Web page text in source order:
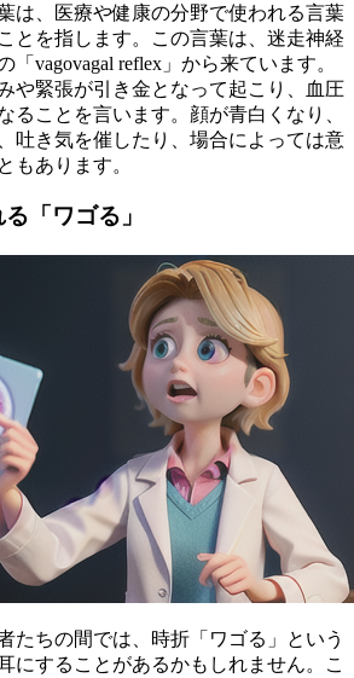
は、医療や健康の分野で使われる言葉
とを指します。この言葉は、迷走神経
「vagovagal reflex」から来ています。
や緊張が引き金となって起こり、血圧
ることを言います。顔が青白くなり、
吐き気を催したり、場合によっては意
もあります。
「ワゴる」
たちの間では、時折「ワゴる」という
にすることがあるかもしれません。こ